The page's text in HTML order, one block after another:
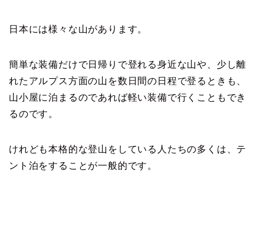
日本には様々な山があります。
簡単な装備だけで日帰りで登れる身近な山や、少し離
れたアルプス方面の山を数日間の日程で登るときも、
山小屋に泊まるのであれば軽い装備で行くこともでき
るのです。
けれども本格的な登山をしている人たちの多くは、テ
ント泊をすることが一般的です。